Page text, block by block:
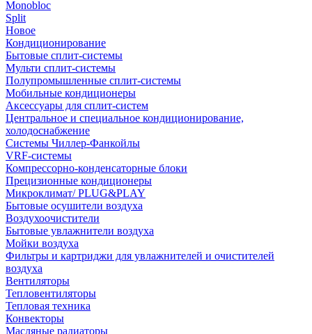
Monobloc
Split
Новое
Кондиционирование
Бытовые сплит-системы
Мульти сплит-системы
Полупромышленные сплит-системы
Мобильные кондиционеры
Аксессуары для сплит-систем
Центральное и специальное кондиционирование,
холодоснабжение
Системы Чиллер-Фанкойлы
VRF-системы
Компрессорно-конденсаторные блоки
Прецизионные кондиционеры
Микроклимат/ PLUG&PLAY
Бытовые осушители воздуха
Воздухоочистители
Бытовые увлажнители воздуха
Мойки воздуха
Фильтры и картриджи для увлажнителей и очистителей
воздуха
Вентиляторы
Тепловентиляторы
Тепловая техника
Конвекторы
Масляные радиаторы